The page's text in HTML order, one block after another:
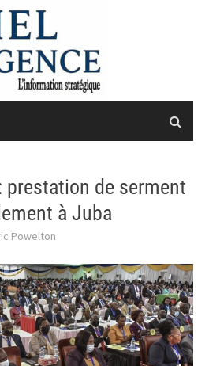
prestation de serment
à Juba
Powelton